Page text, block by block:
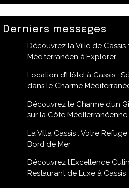
Derniers messages
Découvrez la Ville de Cassis
Méditerranéen à Explorer
Location d’Hôtel à Cassis :
dans le Charme
Découvrez le Charme d’un
sur la Côte Méditerranéenne
La Villa Cassis : Votre
Bord de Mer
Découvrez l’Excellence
Restaurant de Luxe à Cassis